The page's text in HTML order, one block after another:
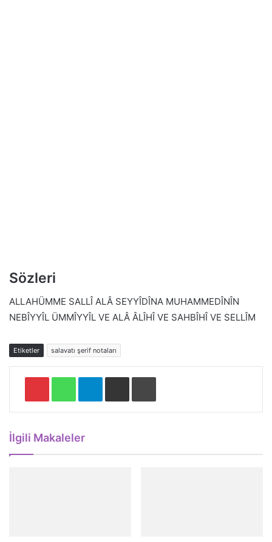
Sözleri
ALLAHÜMME SALLÎ ALÂ SEYYÎDÎNA MUHAMMEDÎNÎN
NEBÎYYÎL ÜMMÎYYÎL VE ALÂ ÂLÎHÎ VE SAHBÎHÎ VE SELLÎM
Etiketler salavatı şerif notaları
Pinterest WhatsApp Telegram E-Posta ile paylaş Yazdır
İlgili Makaleler